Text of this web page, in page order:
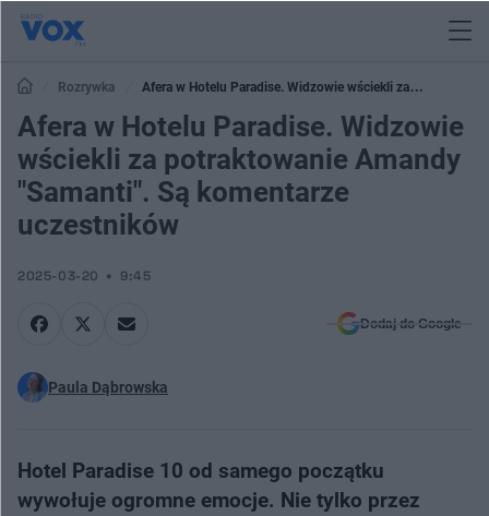
Rozrywka
Afera w Hotelu Paradise. Widzowie wściekli za
potraktowanie Amandy "Samanti". Są komentarze uczestników
Afera w Hotelu Paradise. Widzowie
wściekli za potraktowanie Amandy
"Samanti". Są komentarze
uczestników
2025-03-20 9:45
Dodaj do Google
Paula Dąbrowska
Hotel Paradise 10 od samego początku
wywołuje ogromne emocje. Nie tylko przez